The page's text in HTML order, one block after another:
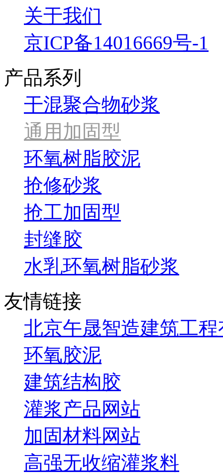
关于我们
京ICP备14016669号-1
产品系列
干混聚合物砂浆
通用加固型
环氧树脂胶泥
抢修砂浆
抢工加固型
封缝胶
水乳环氧树脂砂浆
友情链接
北京午晟智造建筑工
环氧胶泥
建筑结构胶
灌浆产品网站
加固材料网站
高强无收缩灌浆料